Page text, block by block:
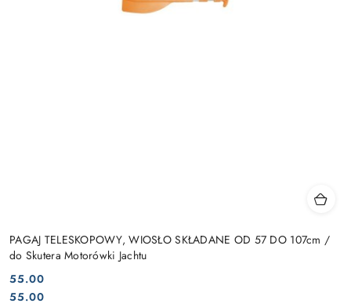
PAGAJ TELESKOPOWY, WIOSŁO SKŁADANE OD 57 DO 107cm /
do Skutera Motorówki Jachtu
Cena:
55.00
Cena:
55.00